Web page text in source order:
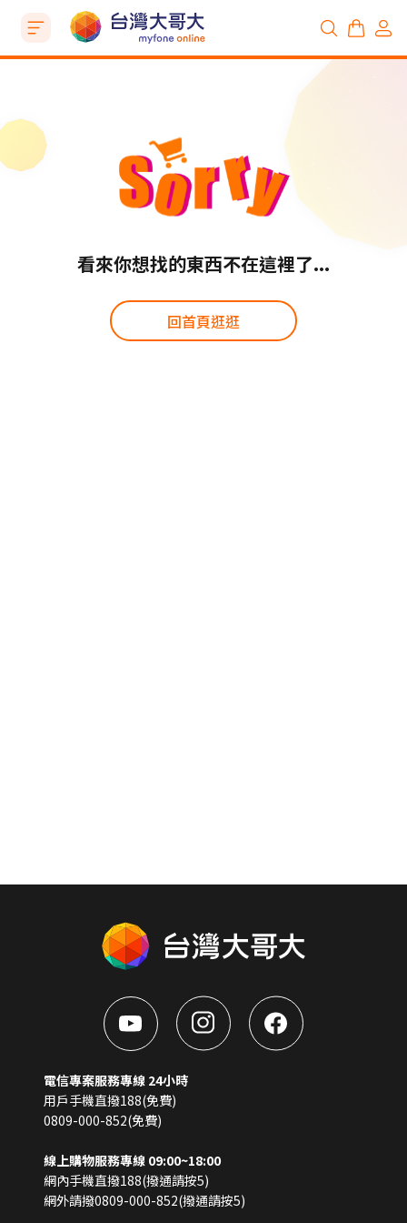
看來你想找的東西不在這裡了...
回首頁逛逛
電信專案服務專線 24小時
用戶手機直撥188(免費)
0809-000-852(免費)
線上購物服務專線 09:00~18:00
網內手機直撥188(撥通請按5)
網外請撥0809-000-852(撥通請按5)